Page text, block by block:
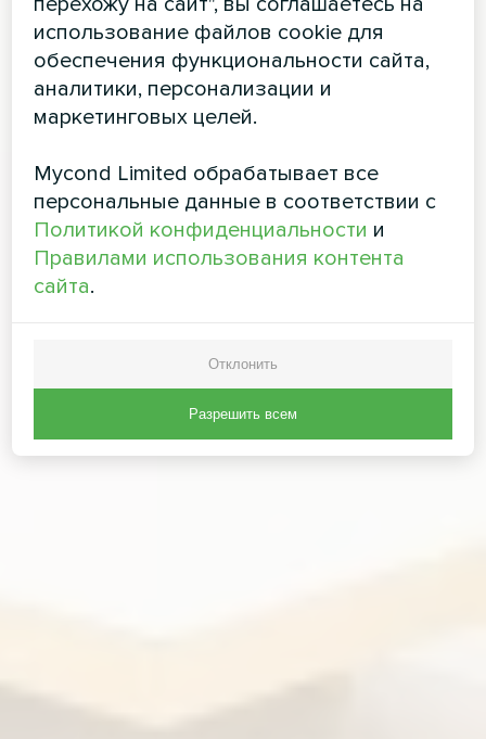
использование файлов cookie для
обеспечения функциональности сайта,
аналитики, персонализации и
маркетинговых целей.
Mycond Limited обрабатывает все
персональные данные в соответствии с
Политикой конфиденциальности и
Правилами использования контента
сайта.
Отклонить
Разрешить всем